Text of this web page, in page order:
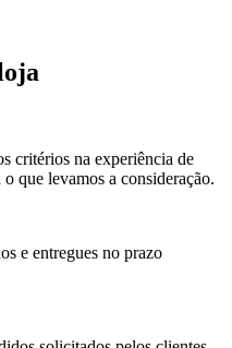
critérios na experiência de
que levamos a consideração.
e entregues no prazo